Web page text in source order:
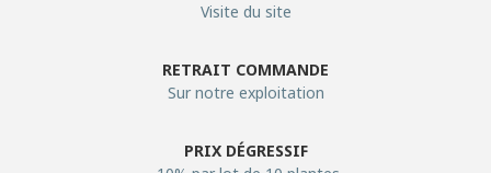
Visite du site
RETRAIT COMMANDE
Sur notre exploitation
PRIX DÉGRESSIF